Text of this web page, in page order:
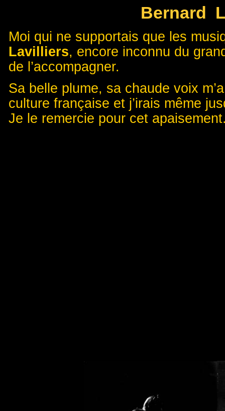
Bernard
Moi qui ne supportais que les
Lavilliers, encore inconnu du
de l’accompagner.
Sa belle plume, sa chaude voix
culture française et j’irais même
Je le remercie pour cet